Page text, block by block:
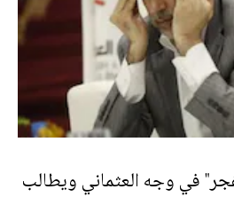
في وجه العثماني ويطالب